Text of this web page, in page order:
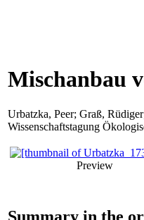
Mischanbau
Urbatzka, Peer; Graß, Rüdiger
Wissenschaftstagung
Preview
Summary in the